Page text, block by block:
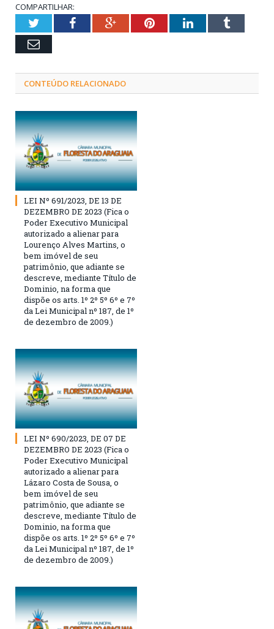
COMPARTILHAR:
TwitterFacebookGoogle+PinterestLinkedInTumblr
Email
CONTEÚDO RELACIONADO
LEI Nº 691/2023, DE 13 DE
DEZEMBRO DE 2023 (Fica o
Poder Executivo Municipal
autorizado a alienar para
Lourenço Alves Martins, o
bem imóvel de seu
patrimônio, que adiante se
descreve, mediante Título de
Dominio, na forma que
dispõe os arts. 1º 2º 5º 6º e 7º
da Lei Municipal nº 187, de 1º
de dezembro de 2009.)
LEI Nº 690/2023, DE 07 DE
DEZEMBRO DE 2023 (Fica o
Poder Executivo Municipal
autorizado a alienar para
Lázaro Costa de Sousa, o
bem imóvel de seu
patrimônio, que adiante se
descreve, mediante Título de
Dominio, na forma que
dispõe os arts. 1º 2º 5º 6º e 7º
da Lei Municipal nº 187, de 1º
de dezembro de 2009.)